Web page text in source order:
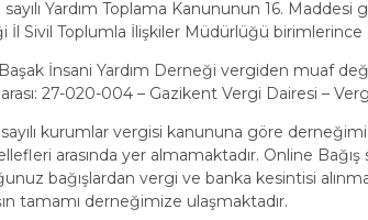
Yardım Toplama Kanununun 16. Maddesi
İl Sivil Toplumla İlişkiler Müdürlüğü
İnsani Yardım Derneği vergiden muaf
27-020-004 – Gazikent Vergi Dairesi –
kurumlar vergisi kanununa göre
arasında yer almamaktadır. Online Bağış
bağışlardan vergi ve banka kesintisi
tamamı derneğimize ulaşmaktadır.